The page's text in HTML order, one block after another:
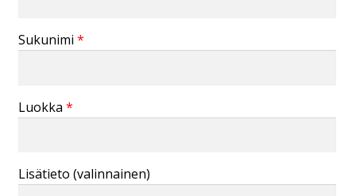
Sukunimi *
Luokka *
Lisätieto (valinnainen)